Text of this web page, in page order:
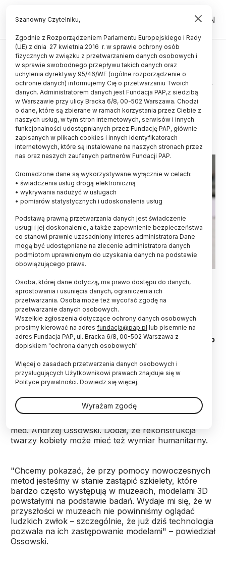
PL EN
TECHNOLOGIA
Zachodniopomorskie/ Naukowcy
zrekonstruują wygląd "czarownicy
z Kamienia Pomorskiego"
19.07.2019
aktualizacja: 19.07.2019
3 minuty czytania
Trójwymiarowy model czaszki ma posłużyć
naukowcom z Pomorskiego Uniwersytetu
Medycznego w Szczecinie do odtworzenia
wyglądu żyjącej na przełomie XVII i XVIII w.
kobiety, której szczątki odnaleziono w Kamieniu
Pomorskim. Była prawdopodobnie ofiarą procesu o
czary.
"To bardzo ciekawe uzupełnienie badań nad
tym, jak wyglądała ta osoba" – powiedział PAP
kierownik Zakładu Genetyki Sądowej Pomorskiego
med. Andrzej Ossowski. Dodał, że rekonstrukcja
twarzy kobiety może mieć też wymiar humanitarny.
"Chcemy pokazać, że przy pomocy nowoczesnych
metod jesteśmy w stanie zastąpić szkielety, które
bardzo często występują w muzeach, modelami 3D
powstałymi na podstawie badań. Wydaje mi się, że w
przyszłości w muzeach nie powinniśmy oglądać
ludzkich zwłok – szczególnie, że już dziś technologia
pozwala na ich zastępowanie modelami" – powiedział
Ossowski.
Szanowny Czytelniku,
Zgodnie z Rozporządzeniem Parlamentu Europejskiego i Rady
(UE) z dnia 27 kwietnia 2016 r. w sprawie ochrony osób
fizycznych w związku z przetwarzaniem danych osobowych i
w sprawie swobodnego przepływu takich danych oraz
uchylenia dyrektywy 95/46/WE (ogólne rozporządzenie o
ochronie danych) informujemy Cię o przetwarzaniu Twoich
danych. Administratorem danych jest Fundacja PAP,z siedzibą
w Warszawie przy ulicy Bracka 6/8, 00-502 Warszawa. Chodzi
o dane, które są zbierane w ramach korzystania przez Ciebie z
naszych usług, w tym stron internetowych, serwisów i innych
funkcjonalności udostępnianych przez Fundację PAP, głównie
zapisanych w plikach cookies i innych identyfikatorach
internetowych, które są instalowane na naszych stronach przez
nas oraz naszych zaufanych partnerów Fundacji PAP.
Gromadzone dane są wykorzystywane wyłącznie w celach:
• świadczenia usług drogą elektroniczną
• wykrywania nadużyć w usługach
• pomiarów statystycznych i udoskonalenia usług
Podstawą prawną przetwarzania danych jest świadczenie
usługi i jej doskonalenie, a także zapewnienie bezpieczeństwa
co stanowi prawnie uzasadniony interes administratora Dane
mogą być udostępniane na zlecenie administratora danych
podmiotom uprawnionym do uzyskania danych na podstawie
obowiązującego prawa.
Osoba, której dane dotyczą, ma prawo dostępu do danych,
sprostowania i usunięcia danych, ograniczenia ich
przetwarzania. Osoba może też wycofać zgodę na
przetwarzanie danych osobowych.
Wszelkie zgłoszenia dotyczące ochrony danych osobowych
prosimy kierować na adres fundacja@pap.pl lub pisemnie na
adres Fundacja PAP, ul. Bracka 6/8, 00-502 Warszawa z
dopiskiem "ochrona danych osobowych"
Więcej o zasadach przetwarzania danych osobowych i
przysługujących Użytkownikowi prawach znajduje się w
Polityce prywatności. Dowiedz się więcej.
Wyrażam zgodę